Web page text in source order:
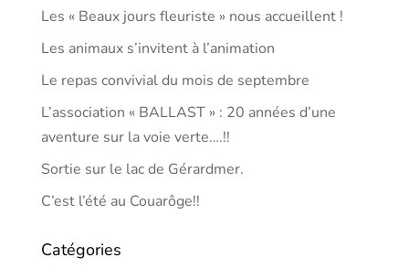
Les « Beaux jours fleuriste » nous accueillent !
Les animaux s’invitent à l’animation
Le repas convivial du mois de septembre
L’association « BALLAST » : 20 années d’une
aventure sur la voie verte….!!
Sortie sur le lac de Gérardmer.
C’est l’été au Couarôge!!
Catégories